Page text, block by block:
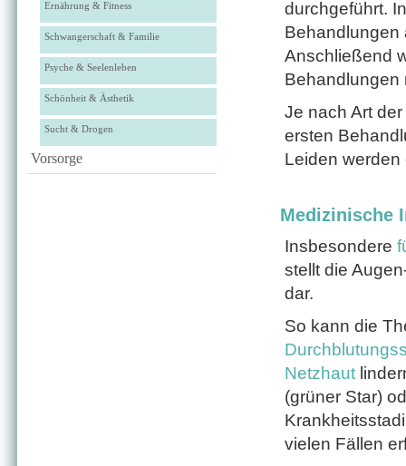
Ernährung & Fitness
Schwangerschaft & Familie
Psyche & Seelenleben
Schönheit & Ästhetik
Sucht & Drogen
Vorsorge
durchgeführt.
Behandlungen
Anschließend
Behandlungen
Je nach Art
ersten
Leiden
Medizinische
Insbesondere
stellt die
dar.
So kann die
Netzhaut
(grüner Star)
vielen Fällen